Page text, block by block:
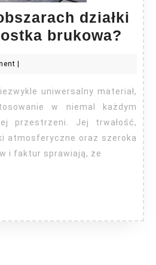
działki
brukowa?
się
w niemal każdym
przestrzeni. Jej trwałość,
atmosferyczne oraz szeroka
i faktur sprawiają, że